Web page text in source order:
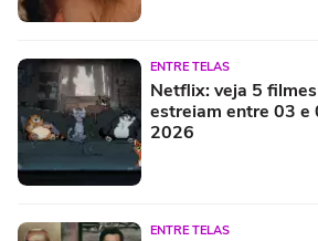
ENTRE TELAS
Netflix: veja 5
estreiam entre 03 e
2026
ENTRE TELAS